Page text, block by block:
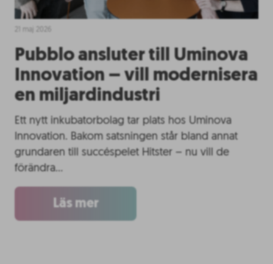
Pubblo ansluter till Uminova
Innovation – vill modernisera
en miljardindustri
Ett nytt inkubatorbolag tar plats hos Uminova
Innovation. Bakom satsningen står bland annat
grundaren till succéspelet Hitster – nu vill de
förändra…
Läs mer